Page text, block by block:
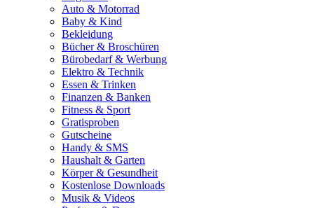
Auto & Motorrad
Baby & Kind
Bekleidung
Bücher & Broschüren
Bürobedarf & Werbung
Elektro & Technik
Essen & Trinken
Finanzen & Banken
Fitness & Sport
Gratisproben
Gutscheine
Handy & SMS
Haushalt & Garten
Körper & Gesundheit
Kostenlose Downloads
Musik & Videos